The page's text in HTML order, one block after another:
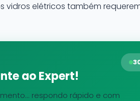
vidros elétricos também
ao Expert!
respondo rápido e com